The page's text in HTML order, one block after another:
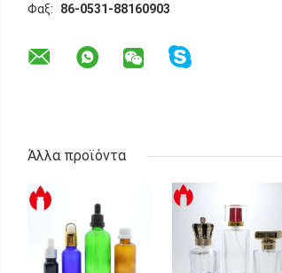
Φαξ:
86-0531-88160903
Άλλα προϊόντα